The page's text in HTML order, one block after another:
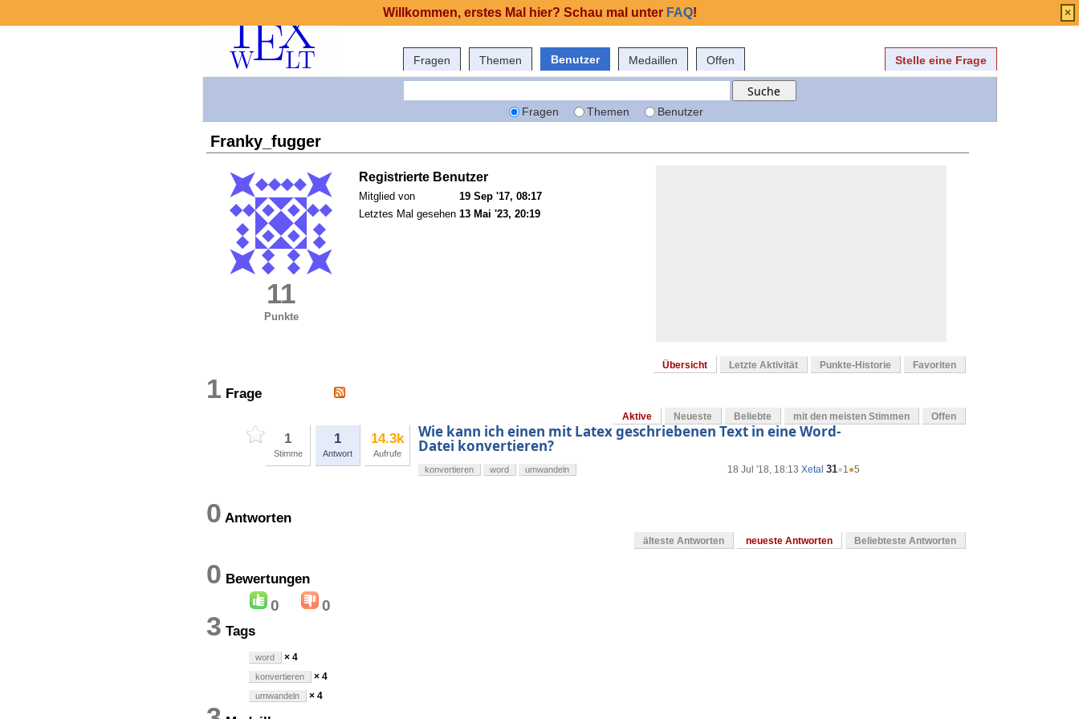
Fragen Themen Benutzer Medaillen Offen Stelle eine Frage
Fragen Themen Benutzer
Franky_fugger
11
Punkte
Registrierte Benutzer
Mitglied von
19 Sep '17, 08:17
Letztes Mal gesehen 13 Mai '23, 20:19
Übersicht Letzte Aktivität Punkte-Historie Favoriten
1 Frage
Aktive Neueste Beliebte mit den meisten Stimmen Offen
1
Stimme
1
Antwort
14.3k
Aufrufe
Wie kann ich einen mit Latex geschriebenen Text in eine Word-
Datei konvertieren?
18 Jul '18, 18:13 Xetal 31●1●5
konvertieren word umwandeln
0 Antworten
älteste Antworten neueste Antworten Beliebteste Antworten
0 Bewertungen
0 0
3 Tags
word × 4
konvertieren × 4
umwandeln × 4
Willkommen, erstes Mal hier? Schau mal unter FAQ! ×